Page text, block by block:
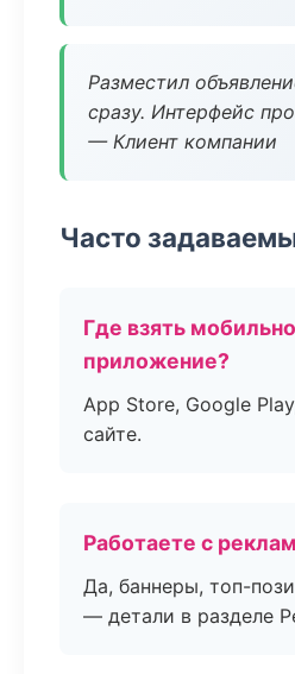
Разместил
сразу. Интерфейс
— Клиент компании
Часто
Где взять
приложение?
App Store, Google
сайте.
Работаете с
Да, баннеры, топ-
— детали в разделе